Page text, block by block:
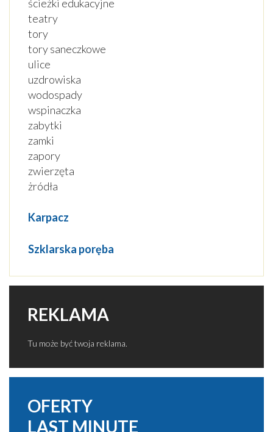
ścieżki edukacyjne
teatry
tory
tory saneczkowe
ulice
uzdrowiska
wodospady
wspinaczka
zabytki
zamki
zapory
zwierzęta
żródła
Karpacz
Szklarska poręba
REKLAMA
Tu może być twoja reklama.
OFERTY
LAST MINUTE